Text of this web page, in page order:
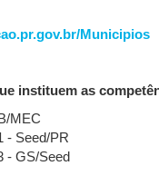
Municipios
instituem as
MEC
- Seed/PR
- GS/Seed